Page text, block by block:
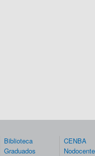
Biblioteca
Graduados
CENBA